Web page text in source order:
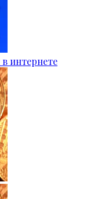
интернете